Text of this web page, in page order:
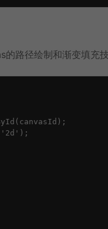
路径绘制和渐变填充技